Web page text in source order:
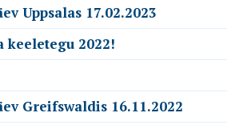
Uppsalas 17.02.2023
keeletegu 2022!
Greifswaldis 16.11.2022